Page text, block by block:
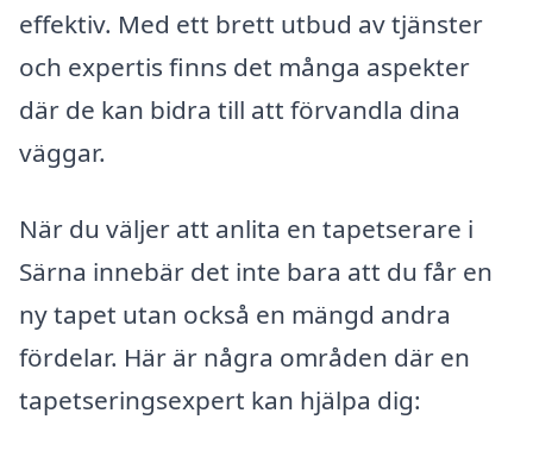
effektiv. Med ett brett utbud av tjänster
och expertis finns det många aspekter
där de kan bidra till att förvandla dina
väggar.
När du väljer att anlita en tapetserare i
Särna innebär det inte bara att du får en
ny tapet utan också en mängd andra
fördelar. Här är några områden där en
tapetseringsexpert kan hjälpa dig: